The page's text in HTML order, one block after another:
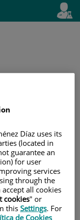
activo
es
Díaz uses its
(located in
guarantee an
for user
services
through the
all cookies
cookies" or
this Settings. For
de Cookies